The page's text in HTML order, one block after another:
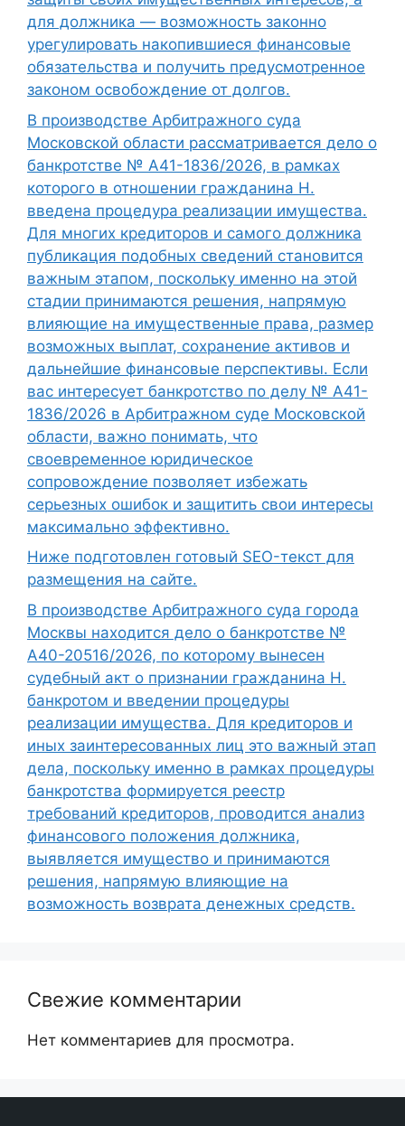
для должника — возможность законно
урегулировать накопившиеся финансовые
обязательства и получить предусмотренное
законом освобождение от долгов.
В производстве Арбитражного суда
Московской области рассматривается дело о
банкротстве № А41-1836/2026, в рамках
которого в отношении гражданина Н.
введена процедура реализации имущества.
Для многих кредиторов и самого должника
публикация подобных сведений становится
важным этапом, поскольку именно на этой
стадии принимаются решения, напрямую
влияющие на имущественные права, размер
возможных выплат, сохранение активов и
дальнейшие финансовые перспективы. Если
вас интересует банкротство по делу № А41-
1836/2026 в Арбитражном суде Московской
области, важно понимать, что
своевременное юридическое
сопровождение позволяет избежать
серьезных ошибок и защитить свои интересы
максимально эффективно.
Ниже подготовлен готовый SEO-текст для
размещения на сайте.
В производстве Арбитражного суда города
Москвы находится дело о банкротстве №
А40-20516/2026, по которому вынесен
судебный акт о признании гражданина Н.
банкротом и введении процедуры
реализации имущества. Для кредиторов и
иных заинтересованных лиц это важный этап
дела, поскольку именно в рамках процедуры
банкротства формируется реестр
требований кредиторов, проводится анализ
финансового положения должника,
выявляется имущество и принимаются
решения, напрямую влияющие на
возможность возврата денежных средств.
Свежие комментарии
Нет комментариев для просмотра.